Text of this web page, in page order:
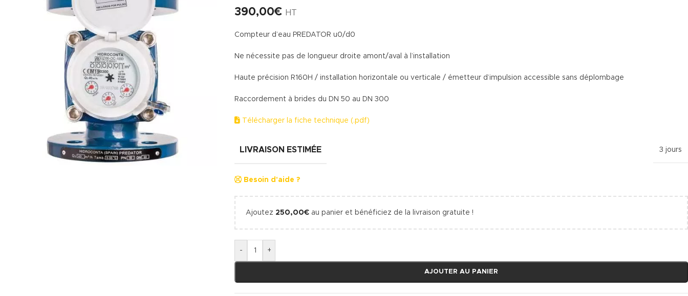
390,00€ HT
Compteur d’eau PREDATOR u0/d0
Ne nécessite pas de longueur droite amont/aval à l’installation
Haute précision R160H / installation horizontale ou verticale / émetteur d’impulsion accessible sans déplombage
Raccordement à brides du DN 50 au DN 300
Télécharger la fiche technique (.pdf)
LIVRAISON ESTIMÉE 3 jours
Besoin d'aide ?
Ajoutez 250,00€ au panier et bénéficiez de la livraison gratuite !
- +
AJOUTER AU PANIER